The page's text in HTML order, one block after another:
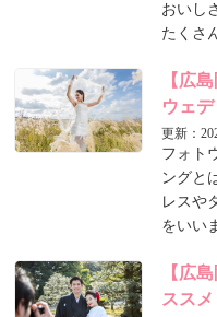
おいし
たくさ
【広
ウェ
更新：
フォト
ングと
レスや
をいい
【広
ススメ